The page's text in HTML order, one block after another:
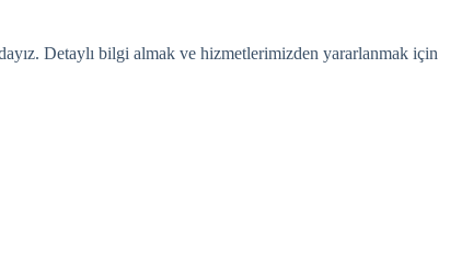
Detaylı bilgi almak ve hizmetlerimizden yararlanmak için